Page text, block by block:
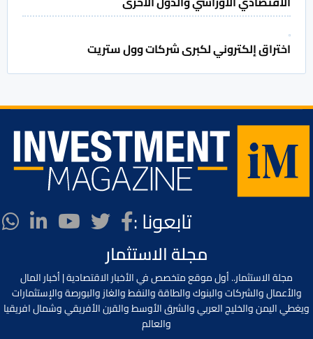
اختراق إلكتروني لكبرى شركات وول ستريت
تابعونا :
مجلة الاستثمار
مجلة الاستثمار.. أول موقع متخصص في الأخبار الاقتصادية | أخبار المال
والأعمال والشركات والبنوك والطاقة والنفط والغاز والبورصة والإستثمارات
ويغطي اليمن والخليج العربي والشرق الأوسط والقرن الأفريقي وشمال افريقيا
والعالم